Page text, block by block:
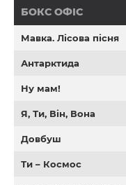
БОКС ОФІС
Мавка. Лісова пісня
Антарктида
Ну мам!
Я, Ти, Він, Вона
Довбуш
Ти – Космос